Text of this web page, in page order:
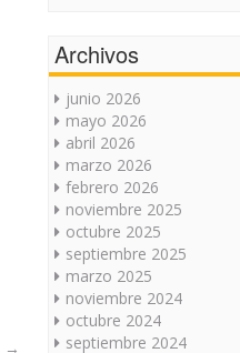
→
Archivos
junio 2026
mayo 2026
abril 2026
marzo 2026
febrero 2026
noviembre 2025
octubre 2025
septiembre 2025
marzo 2025
noviembre 2024
octubre 2024
septiembre 2024